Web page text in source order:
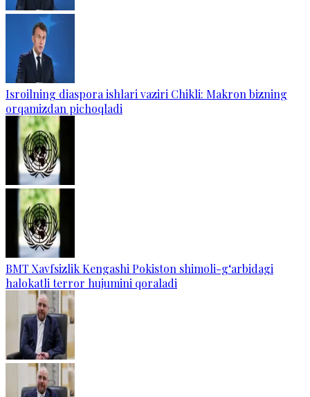
Isroilning diaspora ishlari vaziri Chikli: Makron bizning
orqamizdan pichoqladi
BMT Xavfsizlik Kengashi Pokiston shimoli-g‘arbidagi
halokatli terror hujumini qoraladi